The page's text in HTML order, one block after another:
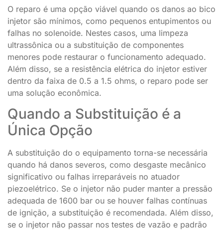
O reparo é uma opção viável quando os danos ao bico
injetor são mínimos, como pequenos entupimentos ou
falhas no solenoide. Nestes casos, uma limpeza
ultrassônica ou a substituição de componentes
menores pode restaurar o funcionamento adequado.
Além disso, se a resistência elétrica do injetor estiver
dentro da faixa de 0.5 a 1.5 ohms, o reparo pode ser
uma solução econômica.
Quando a Substituição é a
Única Opção
A substituição do o equipamento torna-se necessária
quando há danos severos, como desgaste mecânico
significativo ou falhas irreparáveis no atuador
piezoelétrico. Se o injetor não puder manter a pressão
adequada de 1600 bar ou se houver falhas contínuas
de ignição, a substituição é recomendada. Além disso,
se o injetor não passar nos testes de vazão e padrão